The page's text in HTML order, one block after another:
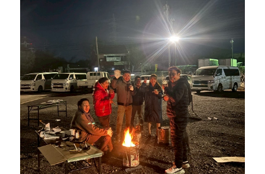
のホストが絶頂からどん底へ。失敗から学んだ成
実話から、逆境を乗り越える覚悟の大切さと、挑
戦し続ける姿勢について学びました。 大懇親会で
は尾張地域の青年経済人同士の絆をより一層深め
る事ができました。 犬山YEGの皆様ご設営ありが
とうございました
一歩踏み出すことで、見
える景色がきっと変わります。あなたの「挑戦し
てみたい」を、春日井YEGでカタチにしません